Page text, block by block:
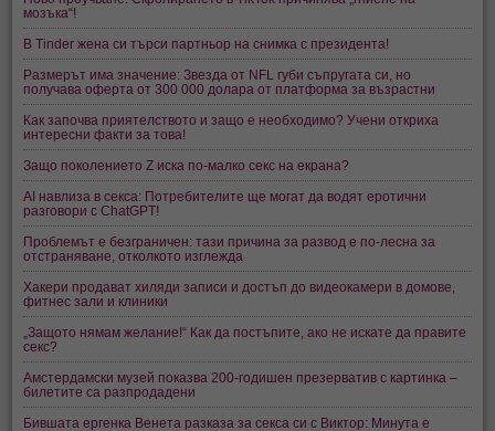
мозъка“!
В Tinder жена си търси партньор на снимка с президента!
Размерът има значение: Звезда от NFL губи съпругата си, но
получава оферта от 300 000 долара от платформа за възрастни
Как започва приятелството и защо е необходимо? Учени откриха
интересни факти за това!
Защо поколението Z иска по-малко секс на екрана?
AI навлиза в секса: Потребителите ще могат да водят еротични
разговори с ChatGPT!
Проблемът е безграничен: тази причина за развод е по-лесна за
отстраняване, отколкото изглежда
Хакери продават хиляди записи и достъп до видеокамери в домове,
фитнес зали и клиники
„Защото нямам желание!“ Как да постъпите, ако не искате да правите
секс?
Амстердамски музей показва 200-годишен презерватив с картинка –
билетите са разпродадени
Бившата ергенка Венета разказа за секса си с Виктор: Минута е